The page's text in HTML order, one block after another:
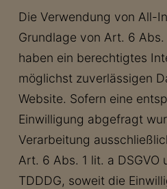
Die Verwendung von All-
Grundlage von Art. 6 Abs.
haben ein berechtigtes
möglichst zuverlässigen
Website. Sofern eine
Einwilligung abgefragt
Verarbeitung
Art. 6 Abs. 1 lit. a DSGVO
TDDDG, soweit die